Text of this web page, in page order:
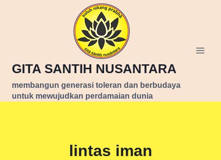
GITA SANTIH NUSANTARA
membangun generasi toleran dan berbudaya
untuk mewujudkan perdamaian dunia
lintas iman